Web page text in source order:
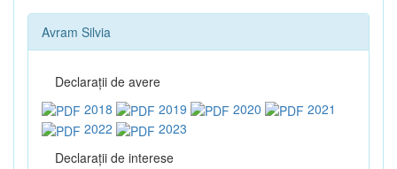
Avram Silvia
Declaraţii de avere
2018
2019 2020
2021
2022
2023
Declaraţii de interese